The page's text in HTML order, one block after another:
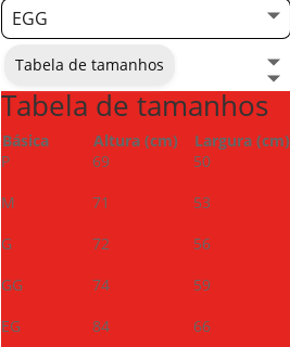
EGG
Tabela de tamanhos
Tabela de tamanhos
Básica Altura (cm)
Largura (cm)
P
69
50
M
71
53
G
72
56
GG
74
59
EG
84
66